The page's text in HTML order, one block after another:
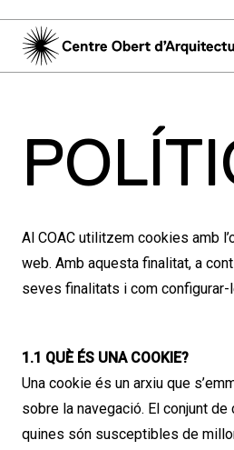
Al COAC utilitzem cookies amb
web. Amb aquesta finalitat, a
seves finalitats i com
1.1 QUÈ ÉS UNA COOKIE?
Una cookie és un arxiu que
sobre la navegació. El conjunt
quines són susceptibles de